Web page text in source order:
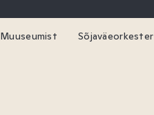
Muuseumist Sõjaväeorkester